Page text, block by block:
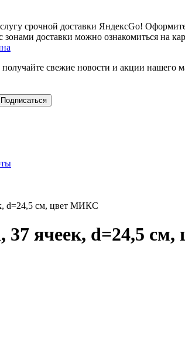
срочной доставки ЯндексGo!
зонами доставки можно ознакомиться на
свежие новости и акции нашего
d=24,5 см, цвет МИКС
37 ячеек, d=24,5